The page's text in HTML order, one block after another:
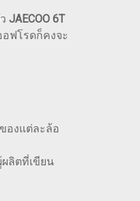
JAECOO 6T
อฟโรดก็คงจะ
องแต่ละล้อ
ผลิตที่เขียน